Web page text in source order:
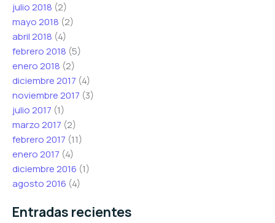
julio 2018 (2)
mayo 2018 (2)
abril 2018 (4)
febrero 2018 (5)
enero 2018 (2)
diciembre 2017 (4)
noviembre 2017 (3)
julio 2017 (1)
marzo 2017 (2)
febrero 2017 (11)
enero 2017 (4)
diciembre 2016 (1)
agosto 2016 (4)
Entradas recientes